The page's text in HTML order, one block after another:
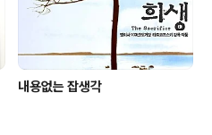
내용없는 잡생각